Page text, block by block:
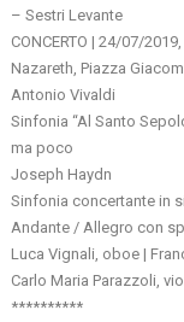
– Sestri Levante
CONCERTO | 24/07/
Nazareth, Piazza
Antonio Vivaldi
Sinfonia “Al Santo
ma poco
Joseph Haydn
Sinfonia concertante in
Andante / Allegro con
Luca Vignali, oboe |
Carlo Maria Parazzoli,
**********